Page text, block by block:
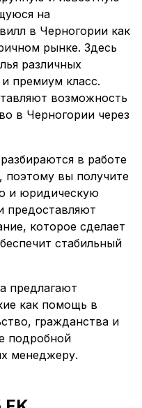
на
в Черногории как
рынке. Здесь
различных
премиум класс.
возможность
в Черногории через
в работе
поэтому вы получите
и юридическую
предоставляют
которое сделает
стабильный
предлагают
как помощь в
гражданства и
подробной
менеджеру.